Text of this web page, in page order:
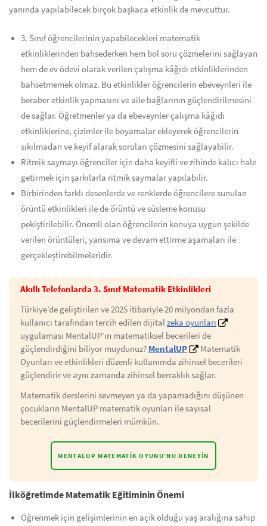
yanında yapılabilecek birçok başkaca etkinlik de mevcuttur.
3. Sınıf öğrencilerinin yapabilecekleri matematik
etkinliklerinden bahsederken hem bol soru çözmelerini sağlayan
hem de ev ödevi olarak verilen çalışma kâğıdı etkinliklerinden
bahsetmemek olmaz. Bu etkinlikler öğrencilerin ebeveynleri ile
beraber etkinlik yapmasını ve aile bağlarının güçlendirilmesini
de sağlar. Öğretmenler ya da ebeveynler çalışma kâğıdı
etkinliklerine, çizimler ile boyamalar ekleyerek öğrencilerin
sıkılmadan ve keyif alarak soruları çözmesini sağlayabilir.
Ritmik saymayı öğrenciler için daha keyifli ve zihinde kalıcı hale
getirmek için şarkılarla ritmik saymalar yapılabilir.
Birbirinden farklı desenlerde ve renklerde öğrencilere sunulan
örüntü etkinlikleri ile de örüntü ve süsleme konusu
pekiştirilebilir. Önemli olan öğrencilerin konuya uygun şekilde
verilen örüntüleri, yansıma ve devam ettirme aşamaları ile
gerçekleştirebilmeleridir.
Akıllı Telefonlarda 3. Sınıf Matematik Etkinlikleri
Türkiye’de geliştirilen ve 2025 itibariyle 20 milyondan fazla
kullanıcı tarafından tercih edilen dijital zeka oyunları
uygulaması MentalUP’ın matematiksel becerileri de
güçlendirdiğini biliyor muydunuz? MentalUP
Matematik
Oyunları ve etkinlikleri düzenli kullanımda zihinsel becerileri
güçlendirir ve aynı zamanda zihinsel berraklık sağlar.
Matematik derslerini sevmeyen ya da yapamadığını düşünen
çocukların MentalUP matematik oyunları ile sayısal
becerilerini güçlendirmeleri mümkün.
MENTALUP MATEMATIK OYUNU’NU DENEYIN
İlköğretimde Matematik Eğitiminin Önemi
Öğrenmek için gelişimlerinin en açık olduğu yaş aralığına sahip